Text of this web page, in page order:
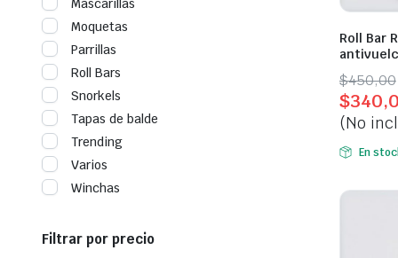
Roll Bar
$450,00
Original
price
was:
$
Current
price
is:
(No
En
Mascarillas
Moquetas
Parrillas
Roll Bars
Snorkels
Tapas de balde
Trending
Varios
Winchas
Filtrar por precio